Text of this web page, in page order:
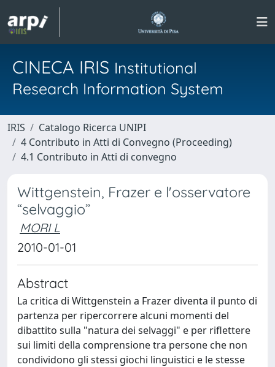
CINECA IRIS Institutional
Research Information System
IRIS
Catalogo Ricerca UNIPI
4 Contributo in Atti di Convegno (Proceeding)
4.1 Contributo in Atti di convegno
Wittgenstein, Frazer e l'osservatore
“selvaggio”
MORI L
2010-01-01
Abstract
La critica di Wittgenstein a Frazer diventa il punto di
partenza per ripercorrere alcuni momenti del
dibattito sulla "natura dei selvaggi" e per riflettere
sui limiti della comprensione tra persone che non
condividono gli stessi giochi linguistici e le stesse